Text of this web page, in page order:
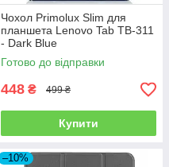
Чохол Primolux Slim для
планшета Lenovo Tab TB-311
- Dark Blue
Готово до відправки
448 ₴ 499 ₴
Купити
–10%